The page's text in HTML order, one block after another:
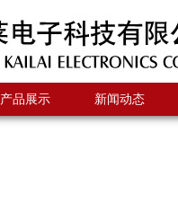
产品展示 新闻动态